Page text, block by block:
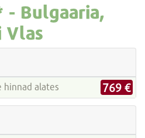
- Bulgaaria,
Vlas
alates 769 €